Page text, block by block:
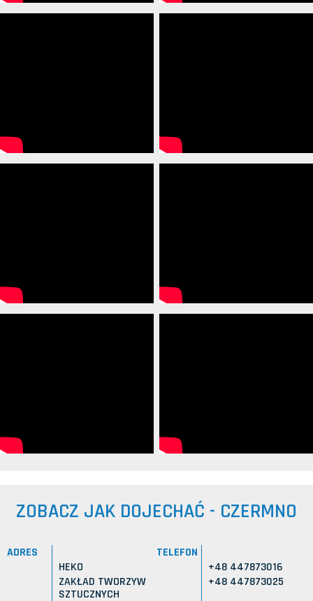
ZOBACZ JAK DOJECHAĆ - CZERMNO
ADRES
HEKO
ZAKŁAD TWORZYW
SZTUCZNYCH
TELEFON
+48 447873016
+48 447873025